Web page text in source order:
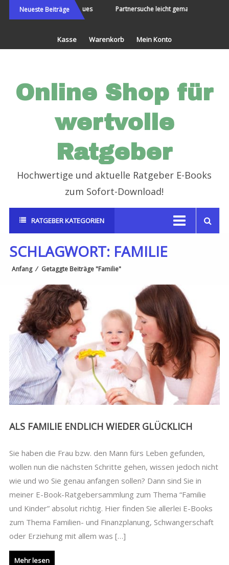
Direkt
zum
Neueste Beiträge
Die Welt bereisen und Neues Partnersuche leicht gemacht
Kasse Warenkorb Mein Konto
Online Shop für
wertvolle
Ratgeber
Hochwertige und aktuelle Ratgeber E-Books
zum Sofort-Download!
RATGEBER KATEGORIEN
SCHLAGWORT: FAMILIE
Anfang ⁄ Getaggte Beiträge "Familie"
ALS FAMILIE ENDLICH WIEDER GLÜCKLICH
Sie haben die Frau bzw. den Mann fürs Leben gefunden,
wollen nun die nächsten Schritte gehen, wissen jedoch nicht
wie und wo Sie genau anfangen sollen? Dann sind Sie in
meiner E-Book-Ratgebersammlung zum Thema “Familie
und Kinder” absolut richtig. Hier finden Sie allerlei E-Books
zum Thema Familien- und Finanzplanung, Schwangerschaft
oder Erziehung mit allem was […]
Mehr lesen